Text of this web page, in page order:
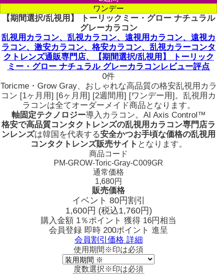
ワンデー
【期間選択/乱視用】 トーリックミー・グロー ナチュラル
グレーカラコン
乱視用カラコン、乱視カラコン、遠視用カラコン、遠視カ
ラコン、激安カラコン、格安カラコン、乱視カラーコンタ
クトレンズ通販専門店、【期間選択/乱視用】 トーリック
ミー・グロー ナチュラル グレーカラコンレビュー評点
0件
Toricme・Grow Gray、おしゃれな高品質の格安乱視用カラ
コン [1ヶ月用] [6ヶ月用] [2週間用] [ワンデー用]。乱視用カ
ラコンは全てオーダーメイド商品となります。
軸固定テクノロジー導入カラコン。 AI Axis Control™
格安で高品質コンタクトレンズの乱視用カラコン専門店ラ
ンレンズは韓国を代表する安全かつお手頃な価格の乱視用
コンタクトレンズ販売サイト となります。
商品コード
PM-GROW-Toric-Gray-C009GR
通常価格
1,680円
販売価格
イベント 80円割引
1,600円 (税込1,760円)
購入金額 1％ポイント 獲得 16円相当
会員登録 即時 200ポイント 進呈
会員割引価格 詳細
使用期間 ※印は必須
度数選択※印は必須